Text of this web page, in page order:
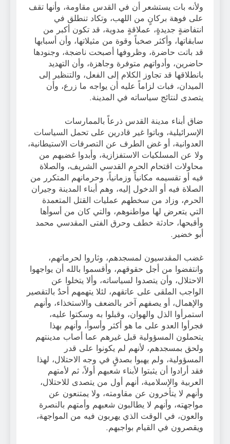
ولأنه بات يستشعر أن في القدس مقاومة، وأنها تقف
على فوهة بركانٍ من اللهب، وتكاد تنطلق في
انتفاضةٍ جديدةٍ، عملاقةٍ مدوية، قد تكون أكبر من
سابقاتها، وأكثر صخباً وقوة من مثيلاتها، وأن أسبابها
قد باتت حاضرة، وظروفها أصبحت ناضجة، وجنودها
حاضرين، وأدواتهم متوفرة وجاهزة، وأن التهديد
بانطلاقها قد تجاوز الكلام إلى الفعل، والتنظير إلى
الميدان، فبات لزاماً عليه أن يواجه ما زرع، وأن
يتصدى لنتائج سياساته في المدينة.
ضاق أبناء مدينة القدس ذرعاً بالممارسات
الإسرائيلية، وباتوا غير قادرين على تحمل السياسات
العدوانية، أو غض الطرف عن التصرفات الاستيطانية،
ولا عن المسلكيات الاستفزازية، وأبدوا غضبهم من
محاولات اقتحام الحرم القدسي الشريف، والصلاة
فيه أو تقسيمه مكانياً وزمانياً، وحرمانهم المتكرر من
الصلاة فيه أو الدخول إليه، وهم أبناء المدينة وجيران
الحرم، وزاد من سخطهم عمليات القتل المتعمدة
التي يتعرض لها مواطنوهم، والتي كان من أسوأها
وأقبحها، حادثة خطف وحرق الفتى المقدسي محمد
أبو خضير.
غضب المقدسيون لمسجدهم، وثاروا لحرماتهم،
وانتفضوا من أجل حقوقهم، وأقسموا بالله أن يواجهوا
الاحتلال، وأن يتصدوا لسياساته، وألا يتخلوا عن
الواجب الملقى على عاتقهم، لئلا يتهمهم أحدٌ بالتقصير
والإهمال، أو يصفهم آخر بالضعف والاستخذاء، وأنهم
استمرأوا الذل والهوان، وقبلوا به وسكتوا عليه،
فجرأوا العدو على ما هو أكثر وأسوأ، وأنهم بهذا
يتحملون المسؤولية قبل غيرهم عما أصاب مدينتهم
ولحق بمسجدهم، لأنهم لم يكونوا على قدر
المسؤولية، ولم يهبوا بصدقٍ في وجه الاحتلال، لهذا
فقد أرادوا أن يثبتوا لأبناء شعبهم أولاً، ثم لأمتهم
العربية والإسلامية، أنهم أول من يتصدى للاحتلال،
وأنهم لا يتأخرون عن مقاومته، ولا يمتنعون عن
مواجهته، وأنهم لا يطالبون شعبهم وأمتهم بالنصرة
والعون، في الوقت الذي يهربون فيه من المواجهة،
ويقصرون في القيام بواجبهم.